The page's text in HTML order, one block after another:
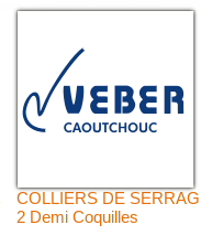
COLLIERS DE
2 Demi Coquilles